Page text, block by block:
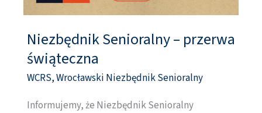
Niezbędnik Senioralny – przerwa
świąteczna
WCRS,Wrocławski Niezbędnik Senioralny
Informujemy, że Niezbędnik Senioralny
Niezbędnik
Senioralny
przerwa
świąteczna